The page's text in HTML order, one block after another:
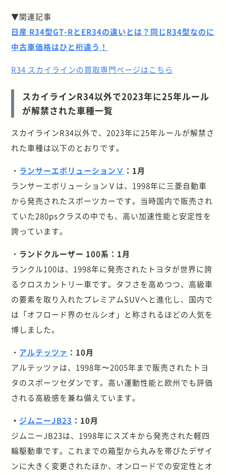
▼関連記事
日産 R34型GT-RとER34の違いとは？同じR34型なのに
中古車価格はひと桁違う！
R34 スカイラインの買取専門ページはこちら
スカイラインR34以外で2023年に25年ルール
が解禁された車種一覧
スカイラインR34以外で、2023年に25年ルールが解禁さ
れた車種は以下のとおりです。
・ ランサーエボリューションⅤ ：1月
ランサーエボリューションⅤは、1998年に三菱自動車
から発売されたスポーツカーです。当時国内で販売され
ていた280psクラスの中でも、高い加速性能と安定性を
誇っています。
・ ランドクルーザー 100系：1月
ランクル100は、1998年に発売されたトヨタが世界に誇
るクロスカントリー車です。タフさを高めつつ、高級車
の要素を取り入れたプレミアムSUVへと進化し、国内で
は「オフロード界のセルシオ」と称されるほどの人気を
博しました。
・ アルテッツァ ：10月
アルテッツァは、1998年〜2005年まで販売されたトヨ
タのスポーツセダンです。高い運動性能と欧州でも評価
される高級感を兼ね備えています。
・ ジムニーJB23 ：10月
ジムニーJB23は、1998年にスズキから発売された軽四
輪駆動車です。これまでの箱型から丸みを帯びたデザイ
ンに大きく変更されたほか、オンロードでの安定性とオ